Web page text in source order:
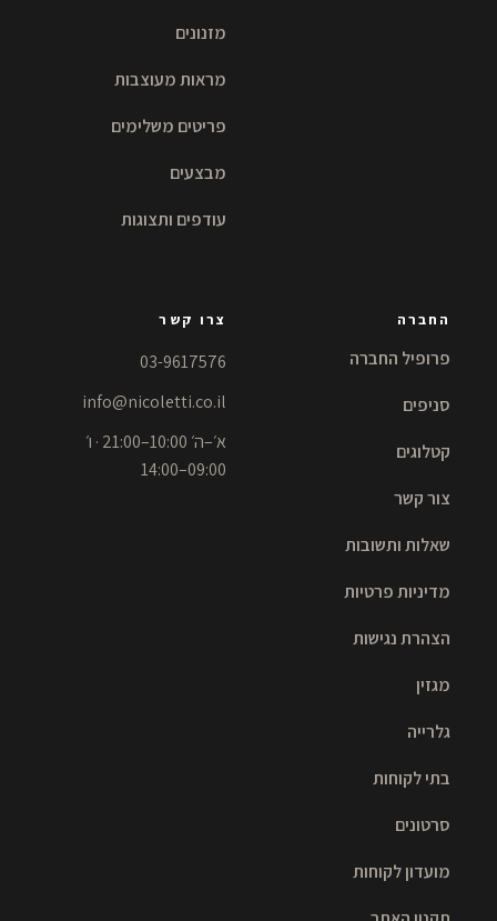
מזנונים
מראות מעוצבות
פריטים משלימים
מבצעים
עודפים ותצוגות
החברה
פרופיל החברה
סניפים
קטלוגים
צור קשר
שאלות ותשובות
מדיניות פרטיות
הצהרת נגישות
מגזין
גלרייה
בתי לקוחות
סרטונים
מועדון לקוחות
צרו קשר
03-9617576
info@nicoletti.co.il
א׳–ה׳ 10:00–21:00 · ו׳
09:00–14:00